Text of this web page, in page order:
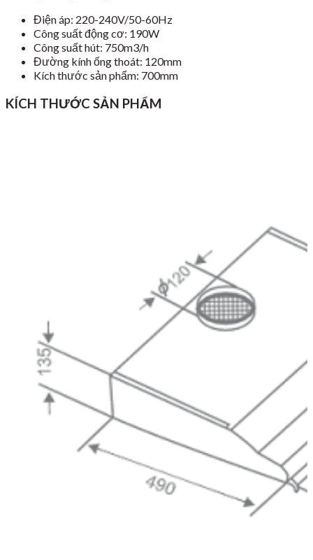
Điện áp: 220-240V/50-60Hz
Công suất động cơ: 190W
Công suất hút: 750m3/h
Đường kính ống thoát: 120mm
Kích thước sản phẩm: 700mm
KÍCH THƯỚC SẢN PHẨM